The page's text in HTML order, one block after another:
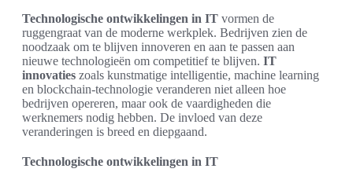
Technologische ontwikkelingen in IT vormen de
ruggengraat van de moderne werkplek. Bedrijven zien de
noodzaak om te blijven innoveren en aan te passen aan
nieuwe technologieën om competitief te blijven. IT
innovaties zoals kunstmatige intelligentie, machine learning
en blockchain-technologie veranderen niet alleen hoe
bedrijven opereren, maar ook de vaardigheden die
werknemers nodig hebben. De invloed van deze
veranderingen is breed en diepgaand.
Technologische ontwikkelingen in IT